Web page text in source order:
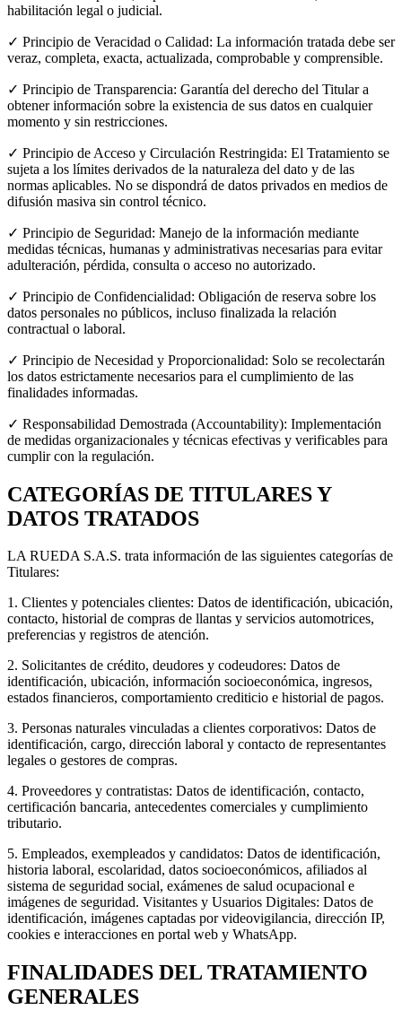
habilitación legal o judicial.
✓ Principio de Veracidad o Calidad: La información tratada debe ser
veraz, completa, exacta, actualizada, comprobable y comprensible.
✓ Principio de Transparencia: Garantía del derecho del Titular a
obtener información sobre la existencia de sus datos en cualquier
momento y sin restricciones.
✓ Principio de Acceso y Circulación Restringida: El Tratamiento se
sujeta a los límites derivados de la naturaleza del dato y de las
normas aplicables. No se dispondrá de datos privados en medios de
difusión masiva sin control técnico.
✓ Principio de Seguridad: Manejo de la información mediante
medidas técnicas, humanas y administrativas necesarias para evitar
adulteración, pérdida, consulta o acceso no autorizado.
✓ Principio de Confidencialidad: Obligación de reserva sobre los
datos personales no públicos, incluso finalizada la relación
contractual o laboral.
✓ Principio de Necesidad y Proporcionalidad: Solo se recolectarán
los datos estrictamente necesarios para el cumplimiento de las
finalidades informadas.
✓ Responsabilidad Demostrada (Accountability): Implementación
de medidas organizacionales y técnicas efectivas y verificables para
cumplir con la regulación.
CATEGORÍAS DE TITULARES Y
DATOS TRATADOS
LA RUEDA S.A.S. trata información de las siguientes categorías de
Titulares:
1. Clientes y potenciales clientes: Datos de identificación, ubicación,
contacto, historial de compras de llantas y servicios automotrices,
preferencias y registros de atención.
2. Solicitantes de crédito, deudores y codeudores: Datos de
identificación, ubicación, información socioeconómica, ingresos,
estados financieros, comportamiento crediticio e historial de pagos.
3. Personas naturales vinculadas a clientes corporativos: Datos de
identificación, cargo, dirección laboral y contacto de representantes
legales o gestores de compras.
4. Proveedores y contratistas: Datos de identificación, contacto,
certificación bancaria, antecedentes comerciales y cumplimiento
tributario.
5. Empleados, exempleados y candidatos: Datos de identificación,
historia laboral, escolaridad, datos socioeconómicos, afiliados al
sistema de seguridad social, exámenes de salud ocupacional e
imágenes de seguridad. Visitantes y Usuarios Digitales: Datos de
identificación, imágenes captadas por videovigilancia, dirección IP,
cookies e interacciones en portal web y WhatsApp.
FINALIDADES DEL TRATAMIENTO
GENERALES